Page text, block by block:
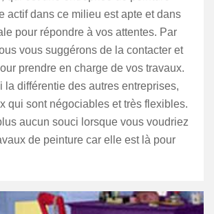
actif dans ce milieu est apte et dans
pour répondre à vos attentes. Par
vous suggérons de la contacter et
prendre en charge de vos travaux.
la différentie des autres entreprises,
qui sont négociables et très flexibles.
aucun souci lorsque vous voudriez
de peinture car elle est là pour